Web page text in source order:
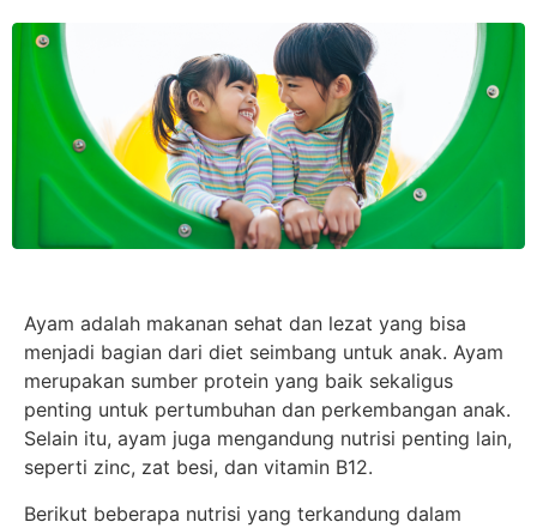
Ayam adalah makanan sehat dan lezat yang bisa
menjadi bagian dari diet seimbang untuk anak. Ayam
merupakan sumber protein yang baik sekaligus
penting untuk pertumbuhan dan perkembangan anak.
Selain itu, ayam juga mengandung nutrisi penting lain,
seperti zinc, zat besi, dan vitamin B12.
Berikut beberapa nutrisi yang terkandung dalam